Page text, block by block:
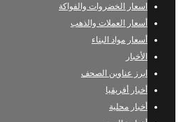
اسعار الخضروات والفواكة
أسعار العملات والذهب
أسعار مواد البناء
الأخبار
ابرز عناوين الصحف
أخبار أفريقيا
أخبار محلية